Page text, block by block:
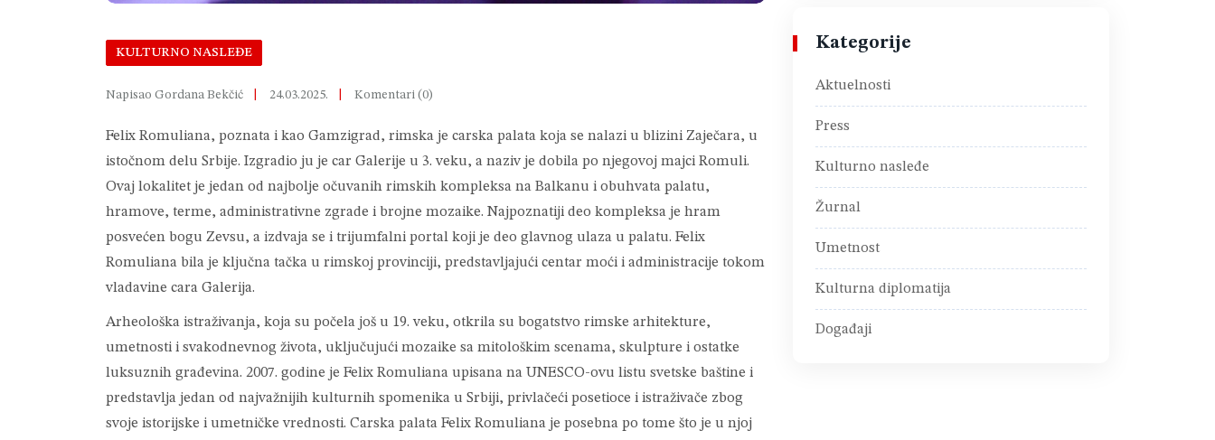
KULTURNO NASLEĐE
Napisao Gordana Bekčić 24.03.2025. Komentari (0)
Felix Romuliana, poznata i kao Gamzigrad, rimska je carska palata koja se nalazi u blizini Zaječara, u
istočnom delu Srbije. Izgradio ju je car Galerije u 3. veku, a naziv je dobila po njegovoj majci Romuli.
Ovaj lokalitet je jedan od najbolje očuvanih rimskih kompleksa na Balkanu i obuhvata palatu,
hramove, terme, administrativne zgrade i brojne mozaike. Najpoznatiji deo kompleksa je hram
posvećen bogu Zevsu, a izdvaja se i trijumfalni portal koji je deo glavnog ulaza u palatu. Felix
Romuliana bila je ključna tačka u rimskoj provinciji, predstavljajući centar moći i administracije tokom
vladavine cara Galerija.
Arheološka istraživanja, koja su počela još u 19. veku, otkrila su bogatstvo rimske arhitekture,
umetnosti i svakodnevnog života, uključujući mozaike sa mitološkim scenama, skulpture i ostatke
luksuznih građevina. 2007. godine je Felix Romuliana upisana na UNESCO-ovu listu svetske baštine i
predstavlja jedan od najvažnijih kulturnih spomenika u Srbiji, privlačeći posetioce i istraživače zbog
svoje istorijske i umetničke vrednosti. Carska palata Felix Romuliana je posebna po tome što je u njoj
Kategorije
Aktuelnosti
Press
Kulturno nasleđe
Žurnal
Umetnost
Kulturna diplomatija
Događaji